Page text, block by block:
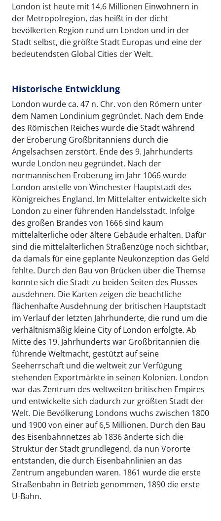
London ist heute mit 14,6 Millionen Einwohnern in
der Metropolregion, das heißt in der dicht
bevölkerten Region rund um London und in der
Stadt selbst, die größte Stadt Europas und eine der
bedeutendsten Global Cities der Welt.
Historische Entwicklung
London wurde ca. 47 n. Chr. von den Römern unter
dem Namen Londinium gegründet. Nach dem Ende
des Römischen Reiches wurde die Stadt während
der Eroberung Großbritanniens durch die
Angelsachsen zerstört. Ende des 9. Jahrhunderts
wurde London neu gegründet. Nach der
normannischen Eroberung im Jahr 1066 wurde
London anstelle von Winchester Hauptstadt des
Königreiches England. Im Mittelalter entwickelte sich
London zu einer führenden Handelsstadt. Infolge
des großen Brandes von 1666 sind kaum
mittelalterliche oder ältere Gebäude erhalten. Dafür
sind die mittelalterlichen Straßenzüge noch sichtbar,
da damals für eine geplante Neukonzeption das Geld
fehlte. Durch den Bau von Brücken über die Themse
konnte sich die Stadt zu beiden Seiten des Flusses
ausdehnen. Die Karten zeigen die beachtliche
flächenhafte Ausdehnung der britischen Hauptstadt
im Verlauf der letzten Jahrhunderte, die rund um die
verhältnismäßig kleine City of London erfolgte. Ab
Mitte des 19. Jahrhunderts war Großbritannien die
führende Weltmacht, gestützt auf seine
Seeherrschaft und die weltweit zur Verfügung
stehenden Exportmärkte in seinen Kolonien. London
war das Zentrum des weltweiten britischen Empires
und entwickelte sich dadurch zur größten Stadt der
Welt. Die Bevölkerung Londons wuchs zwischen 1800
und 1900 von einer auf 6,5 Millionen. Durch den Bau
des Eisenbahnnetzes ab 1836 änderte sich die
Struktur der Stadt grundlegend, da nun Vororte
entstanden, die durch Eisenbahnlinien an das
Zentrum angebunden waren. 1861 wurde die erste
Straßenbahn in Betrieb genommen, 1890 die erste
U-Bahn.